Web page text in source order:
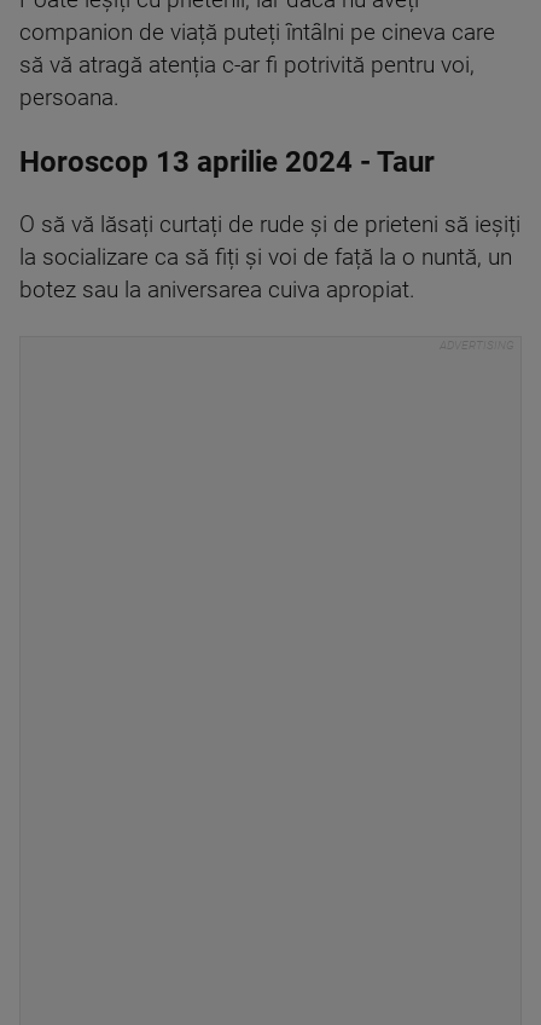
companion de viață puteți întâlni pe cineva care
să vă atragă atenția c-ar fi potrivită pentru voi,
persoana.
Horoscop 13 aprilie 2024 - Taur
O să vă lăsați curtați de rude și de prieteni să ieșiți
la socializare ca să fiți și voi de față la o nuntă, un
botez sau la aniversarea cuiva apropiat.